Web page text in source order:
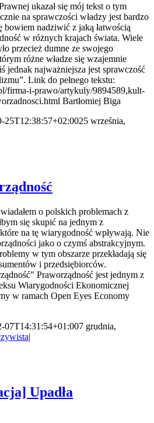
ukazał się mój tekst o tym
na sprawczości władzy jest bardzo
bowiem nadziwić z jaką łatwością
w różnych krajach świata. Wiele
przecież dumne ze swojego
różne władze się wzajemnie
jednak najważniejsza jest sprawczość
Link do pełnego tekstu:
firma-i-prawo/artykuly/9894589,kult-
Bartłomiej Biga
25T12:38:57+02:0025 września,
o polskich problemach z
się skupić na jednym z
na tę wiarygodność wpływają. Nie
jako o czymś abstrakcyjnym.
w tym obszarze przekładają się
i przedsiębiorców.
Praworządność jest jednym z
Wiarygodności Ekonomicznej
w ramach Open Eyes Economy
07T14:31:54+01:007 grudnia,
|
Upadła